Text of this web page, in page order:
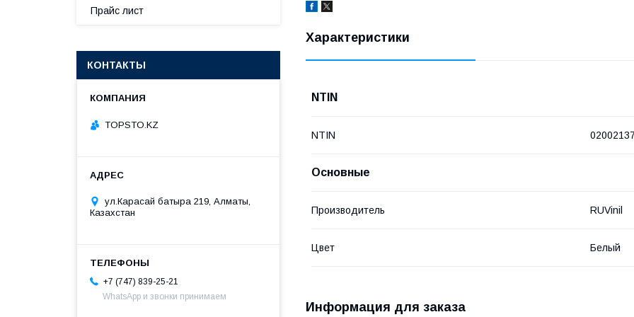
Характеристики
NTIN
NTIN
Основные
Производитель RUVinil
Цвет Белый
Информация для заказа
Прайс лист
КОНТАКТЫ
TOPSTO.KZ
ул.Карасай батыра 219, Алматы,
Казахстан
+7 (747) 839-25-21
WhatsApp и звонки принимаем